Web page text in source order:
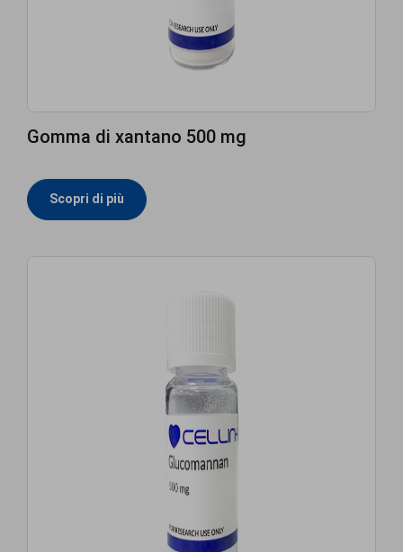
Gomma di xantano 500 mg
Scopri di più